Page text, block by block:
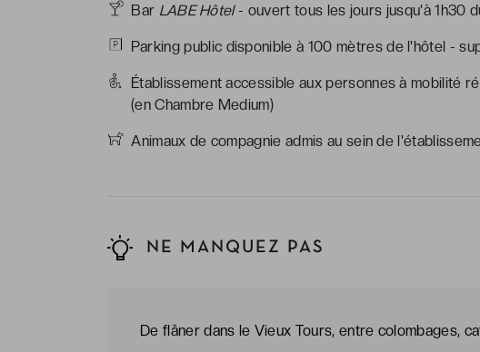
Bar LABE Hôtel- ouvert tous les jours jusqu'à 1h30
Parking public disponible à 100 mètres de l'hôtel -
Établissement accessible aux personnes à mobilité
(en Chambre Medium)
Animaux de compagnie admis au sein de
NE MANQUEZ PAS
De flâner dans le Vieux Tours, entre colombages,